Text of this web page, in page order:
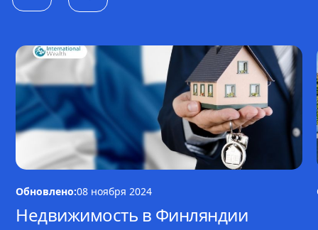
Обновлено:08 ноября 2024
Недвижимость в Финляндии